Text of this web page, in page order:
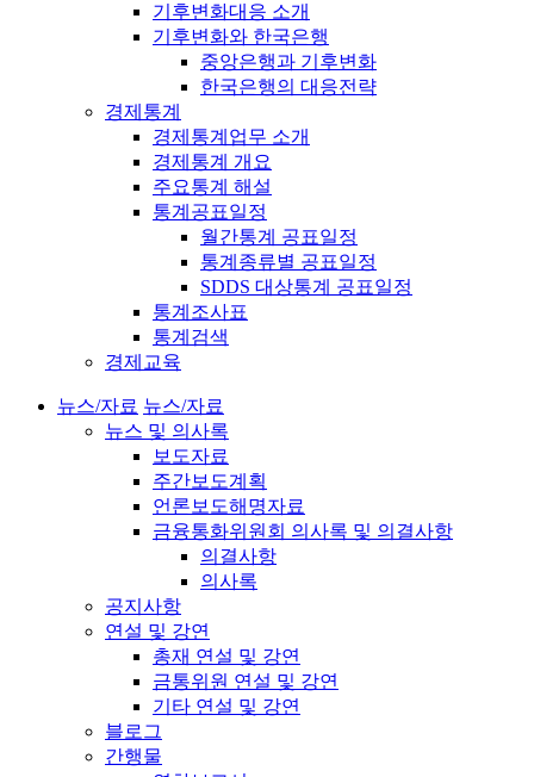
기후변화대응 소개
기후변화와 한국은행
중앙은행과 기후변화
한국은행의 대응전략
경제통계
경제통계업무 소개
경제통계 개요
주요통계 해설
통계공표일정
월간통계 공표일정
통계종류별 공표일정
SDDS 대상통계 공표일정
통계조사표
통계검색
경제교육
뉴스/자료 뉴스/자료
뉴스 및 의사록
보도자료
주간보도계획
언론보도해명자료
금융통화위원회 의사록 및 의결사항
의결사항
의사록
공지사항
연설 및 강연
총재 연설 및 강연
금통위원 연설 및 강연
기타 연설 및 강연
블로그
간행물